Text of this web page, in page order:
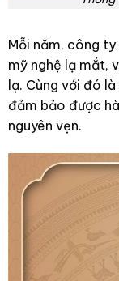
Mỗi năm, công
mỹ nghệ lạ mắt,
lạ. Cùng với đó
đảm bảo được
nguyên vẹn.